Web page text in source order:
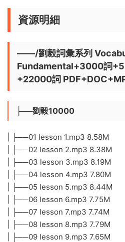
資源明細
——/劉毅詞彙系列
Fundamental+3000詞
+22000詞
├──劉毅10000
| ├──01 lesson 1.mp3 8.58M
| ├──02 lesson 2.mp3 8.38M
| ├──03 lesson 3.mp3 8.19M
| ├──04 lesson 4.mp3 7.80M
| ├──05 lesson 5.mp3 8.44M
| ├──06 lesson 6.mp3 7.75M
| ├──07 lesson 7.mp3 7.74M
| ├──08 lesson 8.mp3 7.79M
| ├──09 lesson 9.mp3 7.65M